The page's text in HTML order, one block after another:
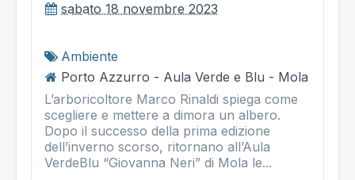
sabato 18 novembre 2023
Ambiente
Porto Azzurro - Aula Verde e Blu - Mola
L’arboricoltore Marco Rinaldi spiega come
scegliere e mettere a dimora un albero.
Dopo il successo della prima edizione
dell’inverno scorso, ritornano all’Aula
VerdeBlu “Giovanna Neri” di Mola le...